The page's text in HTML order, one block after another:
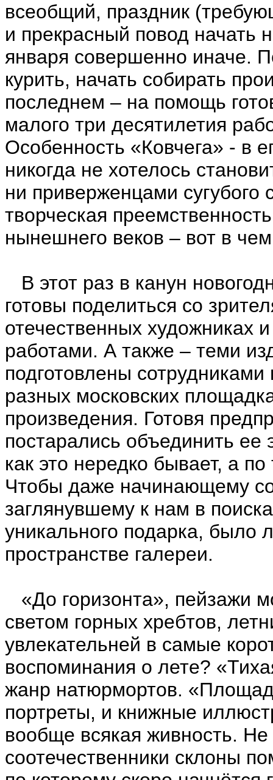
всеобщий, праздник
и прекрасный повод начать
января совершенно иначе.
курить, начать собирать
последнем – на помощь
малого три десятилетия
Особенность «Ковчега» - в
никогда не хотелось
ни приверженцами
творческая
нынешнего веков – вот в
В этот раз в канун
готовы поделиться со
отечественных художниках
работами. А также – теми
подготовлены
разных московских
произведения. Готовя
постарались объединить
как это нередко бывает, а
Чтобы даже начинающему
заглянувшему к нам в
уникального подарка, было
пространстве галереи.
«До горизонта», пейзажи
светом горных хребтов,
увлекательней в самые
воспоминания о лете?
жанр натюрмортов.
портреты, и книжные
вообще всякая живность.
соотечественники склоны